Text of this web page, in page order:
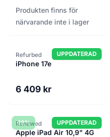
Produkten finns för
närvarande inte i lager
UPPDATERAD
Refurbed
iPhone 17e
6 409 kr
UPPDATERAD
49%
Renewed
Apple iPad Air 10,9" 4G